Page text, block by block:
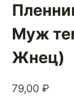
Муж
Жнец)
79,00 ₽